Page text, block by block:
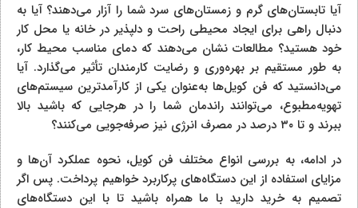
آیا تابستان‌های گرم و زمستان‌های سرد شما را آزار می‌دهند؟ آیا به
دنبال راهی برای ایجاد محیطی راحت و دلپذیر در خانه یا محل کار
خود هستید؟ مطالعات نشان می‌دهند که دمای مناسب محیط کار،
به طور مستقیم بر بهره‌وری و رضایت کارمندان تأثیر می‌گذارد. آیا
می‌دانستید که فن کویل‌ها به‌عنوان یکی از کارآمدترین سیستم‌های
تهویه‌مطبوع، می‌توانند راندمان شما را در هرجایی که باشید بالا
ببرند و تا ۳۰ درصد در مصرف انرژی نیز صرفه‌جویی می‌کنند؟
در ادامه، به بررسی انواع مختلف فن کویل، نحوه عملکرد آن‌ها و
مزایای استفاده از این دستگاه‌های پرکاربرد خواهیم پرداخت. پس اگر
تصمیم به خرید دارید با ما همراه باشید تا با این دستگاه‌های